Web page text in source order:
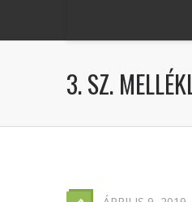
3. SZ.